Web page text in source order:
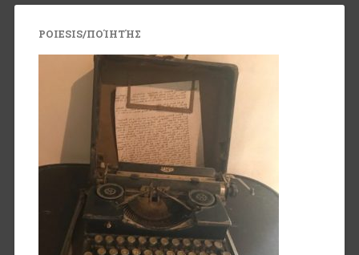
POIESIS/ΠΟΊΗΤΉΣ